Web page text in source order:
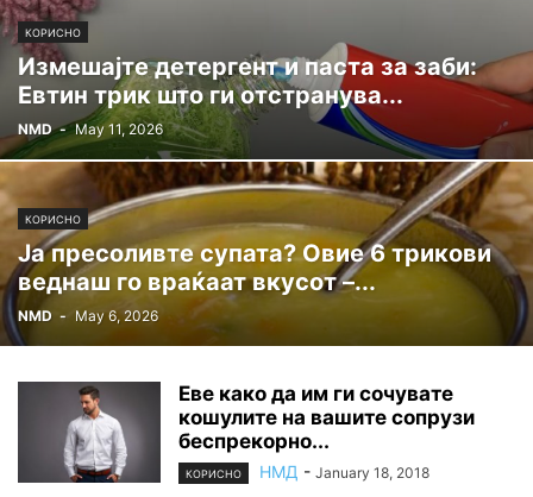
КОРИСНО
Измешајте детергент и паста за заби:
Евтин трик што ги отстранува...
NMD - May 11, 2026
КОРИСНО
Ја пресоливте супата? Овие 6 трикови
веднаш го враќаат вкусот –...
NMD - May 6, 2026
Еве како да им ги сочувате
кошулите на вашите сопрузи
беспрекорно...
КОРИСНО НМД - January 18, 2018